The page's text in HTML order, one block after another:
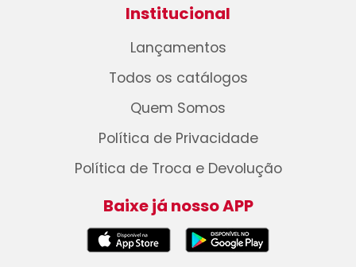
Institucional
Lançamentos
Todos os catálogos
Quem Somos
Política de Privacidade
Política de Troca e Devolução
Baixe já nosso APP